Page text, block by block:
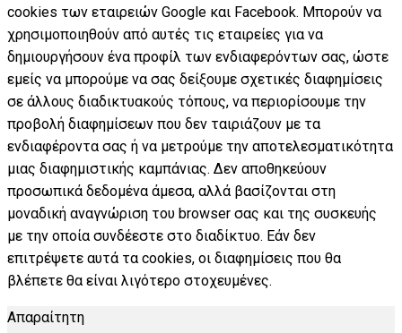
cookies των εταιρειών Google και Facebook. Μπορούν να
χρησιμοποιηθούν από αυτές τις εταιρείες για να
δημιουργήσουν ένα προφίλ των ενδιαφερόντων σας, ώστε
εμείς να μπορούμε να σας δείξουμε σχετικές διαφημίσεις
σε άλλους διαδικτυακούς τόπους, να περιορίσουμε την
προβολή διαφημίσεων που δεν ταιριάζουν με τα
ενδιαφέροντα σας ή να μετρούμε την αποτελεσματικότητα
μιας διαφημιστικής καμπάνιας. Δεν αποθηκεύουν
προσωπικά δεδομένα άμεσα, αλλά βασίζονται στη
μοναδική αναγνώριση του browser σας και της συσκευής
με την οποία συνδέεστε στο διαδίκτυο. Εάν δεν
επιτρέψετε αυτά τα cookies, οι διαφημίσεις που θα
βλέπετε θα είναι λιγότερο στοχευμένες.
Απαραίτητη